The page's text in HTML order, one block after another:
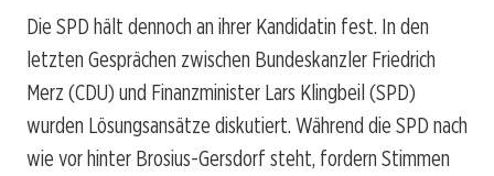
Die SPD hält dennoch an ihrer Kandidatin fest. In den
letzten Gesprächen zwischen Bundeskanzler Friedrich
Merz (CDU) und Finanzminister Lars Klingbeil (SPD)
wurden Lösungsansätze diskutiert. Während die SPD nach
wie vor hinter Brosius-Gersdorf steht, fordern Stimmen